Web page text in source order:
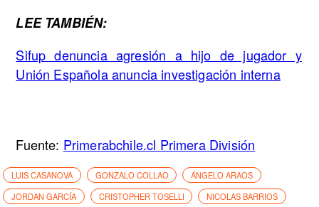
LEE TAMBIÉN:
Sifup denuncia agresión a hijo de jugador y
Unión Española anuncia investigación interna
Fuente: Primerabchile.cl Primera División
LUIS CASANOVA GONZALO COLLAO
ÁNGELO ARAOS
JORDAN GARCÍA
CRISTOPHER TOSELLI
NICOLAS BARRIOS